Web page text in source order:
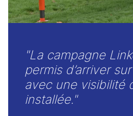
"La campagne
permis d’arriver
avec une visibilité
installée."